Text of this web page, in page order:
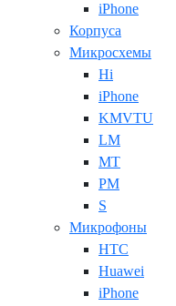
iPhone
Корпуса
Микросхемы
Hi
iPhone
KMVTU
LM
MT
PM
S
Микрофоны
HTC
Huawei
iPhone